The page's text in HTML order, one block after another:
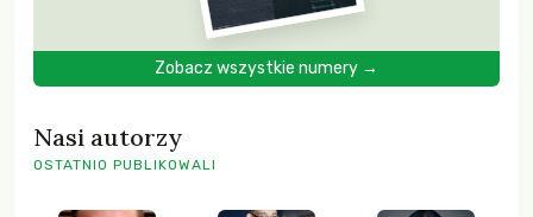
Zobacz wszystkie numery →
Nasi autorzy
OSTATNIO PUBLIKOWALI